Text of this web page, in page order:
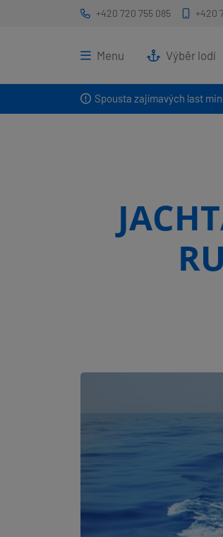
Spousta zajímavých last
+420 720 755 085 +420
Menu Výběr lodí